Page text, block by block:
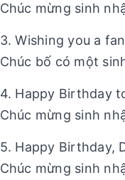
Chúc mừng sinh
3. Wishing you a
Chúc bố có một
4. Happy Birthday
Chúc mừng sinh
5. Happy Birthday,
Chúc mừng sinh